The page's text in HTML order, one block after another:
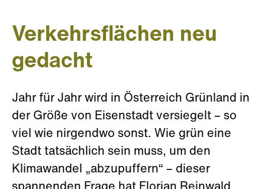
Verkehrsflächen neu
gedacht
Jahr für Jahr wird in Österreich Grünland in
der Größe von Eisenstadt versiegelt – so
viel wie nirgendwo sonst. Wie grün eine
Stadt tatsächlich sein muss, um den
Klimawandel „abzupuffern“ – dieser